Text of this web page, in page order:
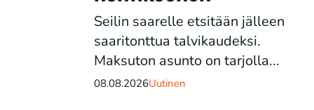
Seilin saarelle etsitään jälleen
saaritonttua talvikaudeksi.
Maksuton asunto on tarjolla...
08.08.2026Uutinen